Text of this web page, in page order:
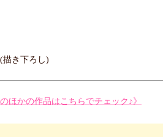
描き下ろし)
ほかの作品はこちらでチェック♪》